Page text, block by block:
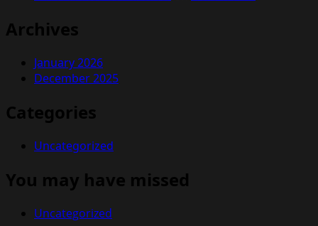
Archives
January 2026
December 2025
Categories
Uncategorized
You may have missed
Uncategorized